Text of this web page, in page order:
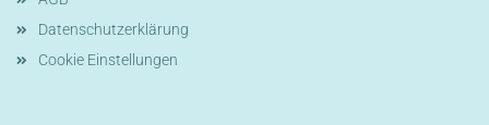
Datenschutzerklärung
Cookie Einstellungen